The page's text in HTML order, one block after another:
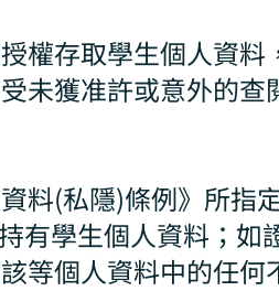
權存取學生個人資
未獲准許或意外的
料(私隱)條例》所指
有學生個人資料；如
等個人資料中的任何